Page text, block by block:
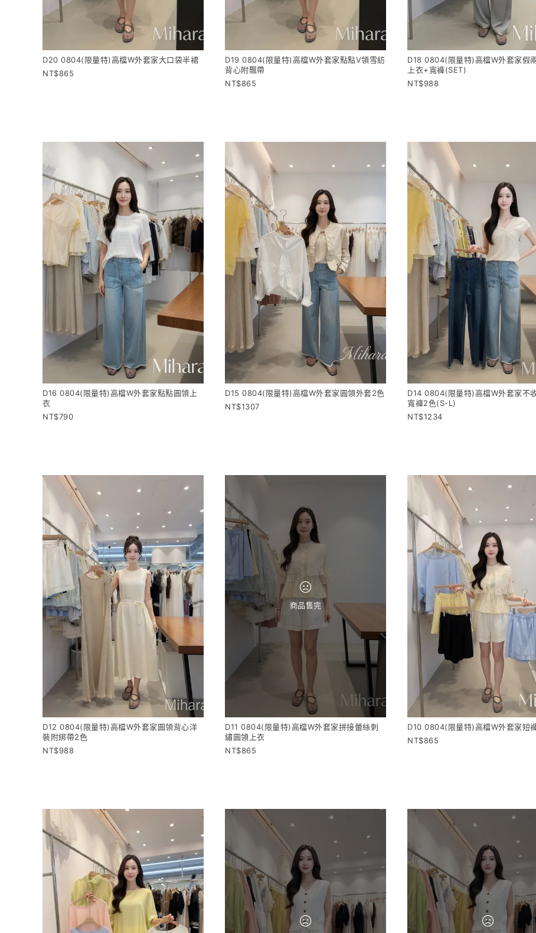
D20 0804(限量特)高檔W外套家大口袋半裙
865
D19 0804(限量特)高檔W外套家點點V領雪紡
背心附飄帶
865
D18 0804(限量特)高檔W外套家假
上衣+寬褲(SET)
988
D16 0804(限量特)高檔W外套家點點圓領上
衣
790
D15 0804(限量特)高檔W外套家圓領外套2色
1307
D14 0804(限量特)高檔W外套家不
寬褲2色(S-L)
1234
D12 0804(限量特)高檔W外套家圓領背心洋
裝附綁帶2色
988
商品售完
D11 0804(限量特)高檔W外套家拼接蕾絲刺
繡圓領上衣
865
D10 0804(限量特)高檔W外套家短
865